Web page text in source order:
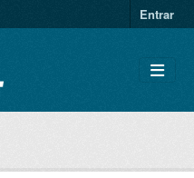
Entrar